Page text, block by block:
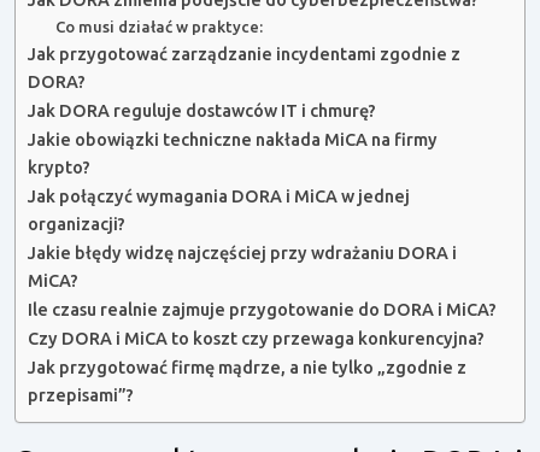
Co musi działać w praktyce:
Jak przygotować zarządzanie incydentami zgodnie z
DORA?
Jak DORA reguluje dostawców IT i chmurę?
Jakie obowiązki techniczne nakłada MiCA na firmy
krypto?
Jak połączyć wymagania DORA i MiCA w jednej
organizacji?
Jakie błędy widzę najczęściej przy wdrażaniu DORA i
MiCA?
Ile czasu realnie zajmuje przygotowanie do DORA i MiCA?
Czy DORA i MiCA to koszt czy przewaga konkurencyjna?
Jak przygotować firmę mądrze, a nie tylko „zgodnie z
przepisami”?